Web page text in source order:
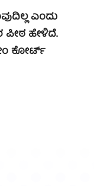
ಎಂದು
ಹೇಳಿದೆ.
ಕೋರ್ಟ್